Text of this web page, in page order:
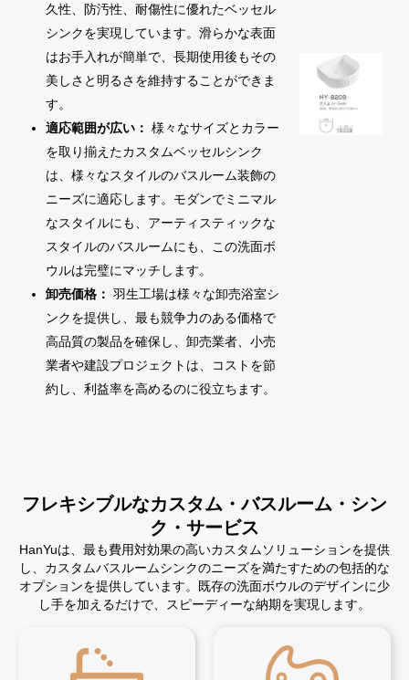
久性、防汚性、耐傷性に優れたベッセル
シンクを実現しています。滑らかな表面
はお手入れが簡単で、長期使用後もその
美しさと明るさを維持することができま
す。
適応範囲が広い： 様々なサイズとカラー
を取り揃えたカスタムベッセルシンク
は、様々なスタイルのバスルーム装飾の
ニーズに適応します。モダンでミニマル
なスタイルにも、アーティスティックな
スタイルのバスルームにも、この洗面ボ
ウルは完璧にマッチします。
卸売価格： 羽生工場は様々な卸売浴室シ
ンクを提供し、最も競争力のある価格で
高品質の製品を確保し、卸売業者、小売
業者や建設プロジェクトは、コストを節
約し、利益率を高めるのに役立ちます。
フレキシブルなカスタム・バスルーム・シン
ク・サービス
HanYuは、最も費用対効果の高いカスタムソリューションを提供
し、カスタムバスルームシンクのニーズを満たすための包括的な
オプションを提供しています。既存の洗面ボウルのデザインに少
し手を加えるだけで、スピーディーな納期を実現します。